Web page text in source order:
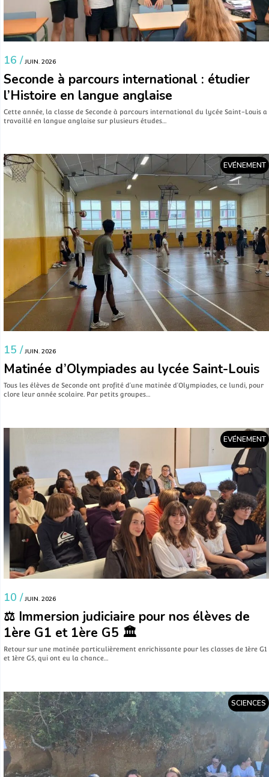
16 / JUIN. 2026
Seconde à parcours international : étudier
l’Histoire en langue anglaise
Cette année, la classe de Seconde à parcours international du lycée Saint-Louis a
travaillé en langue anglaise sur plusieurs études…
EVÉNEMENT
15 / JUIN. 2026
Matinée d’Olympiades au lycée Saint-Louis
Tous les élèves de Seconde ont profité d’une matinée d’Olympiades, ce lundi, pour
clore leur année scolaire. Par petits groupes…
EVÉNEMENT
10 / JUIN. 2026
⚖️ Immersion judiciaire pour nos élèves de
1ère G1 et 1ère G5 🏛️
​Retour sur une matinée particulièrement enrichissante pour les classes de 1ère G1
et 1ère G5, qui ont eu la chance…
SCIENCES